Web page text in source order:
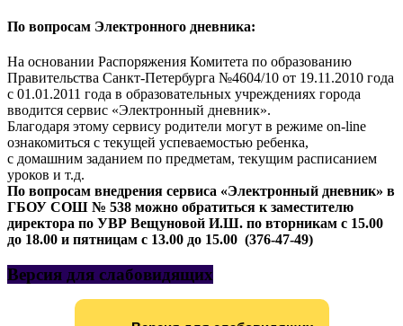
По вопросам Электронного дневника:
На основании Распоряжения Комитета по образованию
Правительства Санкт-Петербурга №4604/10 от 19.11.2010 года
с 01.01.2011 года в образовательных учреждениях города
вводится сервис «Электронный дневник».
Благодаря этому сервису родители могут в режиме on-line
ознакомиться с текущей успеваемостью ребенка,
с домашним заданием по предметам, текущим расписанием
уроков и т.д.
По вопросам внедрения сервиса «Электронный дневник» в
ГБОУ СОШ № 538 можно обратиться к заместителю
директора по УВР Вещуновой И.Ш. по вторникам с 15.00
до 18.00 и пятницам с 13.00 до 15.00 (376-47-49)
Версия для слабовидящих